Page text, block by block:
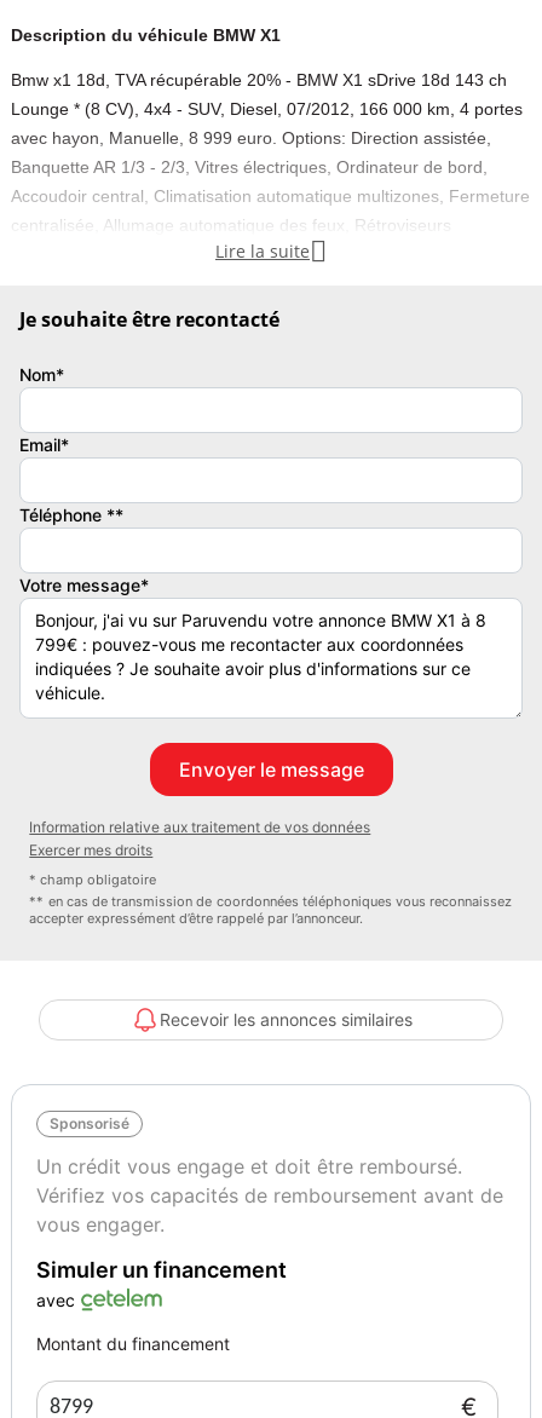
Description du véhicule BMW X1
Bmw x1 18d, TVA récupérable 20% - BMW X1 sDrive 18d 143 ch
Lounge * (8 CV), 4x4 - SUV, Diesel, 07/2012, 166 000 km, 4 portes
avec hayon, Manuelle, 8 999 euro. Options: Direction assistée,
Banquette AR 1/3 - 2/3, Vitres électriques, Ordinateur de bord,
Accoudoir central, Climatisation automatique multizones, Fermeture
centralisée, Allumage automatique des feux, Rétroviseurs
électriques, Filtres à particules (FAP), ABS, Antipatinage (ASR),
de vitesse, gros dossier d'entretien
Noir
2
Garantie mécanique
Lire la suite 
Je souhaite être recontacté
Nom*
Email*
Téléphone **
Votre message*
Information relative aux traitement de vos données
Exercer mes droits
* champ obligatoire
** en cas de transmission de coordonnées téléphoniques vous reconnaissez
accepter expressément d’être rappelé par l’annonceur.
Recevoir les annonces similaires
Sponsorisé
Un crédit vous engage et doit être remboursé.
Vérifiez vos capacités de remboursement avant de
vous engager.
Simuler un financement
avec
Montant du financement
€